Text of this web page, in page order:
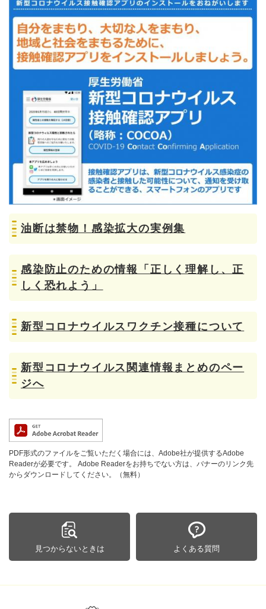
油断は禁物！感染拡大の実例集
感染防止のための情報「正しく理解し、正
しく恐れよう」
新型コロナウイルスワクチン接種について
新型コロナウイルス関連情報まとめのペー
ジへ
PDF形式のファイルをご覧いただく場合には、Adobe社が提供するAdobe
Readerが必要です。
Adobe Readerをお持ちでない方は、バナーのリンク先
からダウンロードしてください。（無料）
見つからないときは よくある質問